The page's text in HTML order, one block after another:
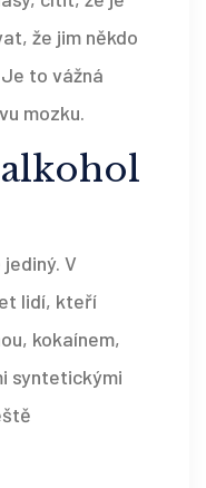
že jim někdo
Je to vážná
mozku.
V
lidí, kteří
kokaínem,
syntetickými